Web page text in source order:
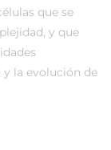
que se
y que
la evolución de